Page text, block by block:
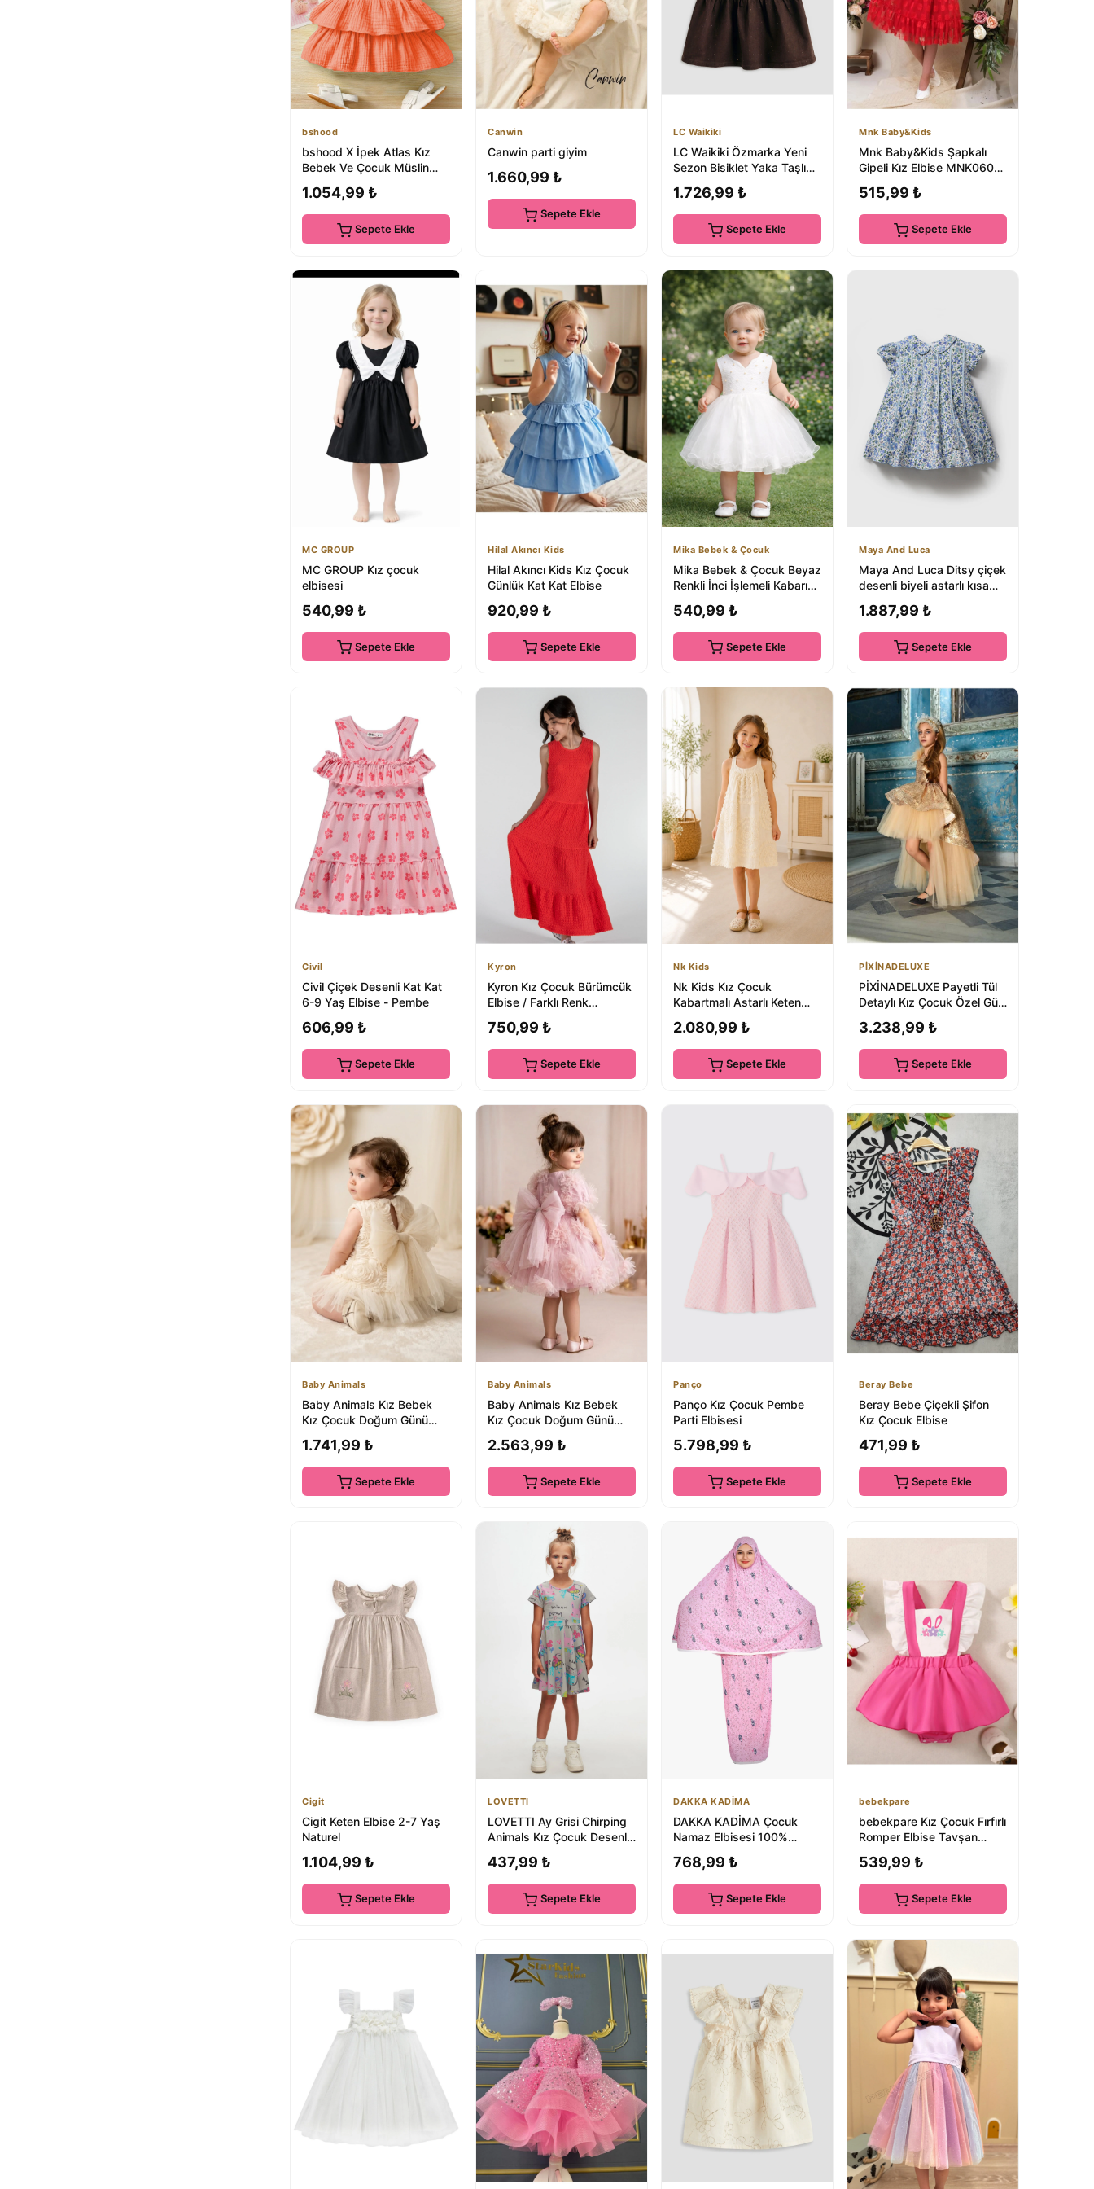
bshood
bshood X İpek Atlas Kız
Bebek Ve Çocuk Müslin
Pamuklu Elbise
1.054,99 ₺
Sepete Ekle
Canwin
Canwin parti giyim
1.660,99 ₺
Sepete Ekle
LC Waikiki
LC Waikiki Özmarka Yeni
Sezon Bisiklet Yaka Taşlı
Kız Çocuk Jean Elbise
1.726,99 ₺
Sepete Ekle
Mnk Baby&Kids
Mnk Baby&Kids Şapkalı
Gipeli Kız Elbise MNK0609
KIRMIZI
515,99 ₺
Sepete Ekle
MC GROUP
MC GROUP Kız çocuk
elbisesi
540,99 ₺
Sepete Ekle
Hilal Akıncı Kids
Hilal Akıncı Kids Kız Çocuk
Günlük Kat Kat Elbise
920,99 ₺
Sepete Ekle
Mika Bebek & Çocuk
Mika Bebek & Çocuk Beyaz
Renkli İnci İşlemeli Kabarık
540,99 ₺
Sepete Ekle
Maya And Luca
Maya And Luca Ditsy çiçek
desenli biyeli astarlı kısa
1.887,99 ₺
Sepete Ekle
Civil
Civil Çiçek Desenli Kat Kat
6-9 Yaş Elbise - Pembe
606,99 ₺
Sepete Ekle
Kyron
Kyron Kız Çocuk Bürümcük
Elbise / Farklı Renk
Seçenekleriyle
750,99 ₺
Sepete Ekle
Nk Kids
Nk Kids Kız Çocuk
Kabartmalı Astarlı Keten
Elbise
2.080,99 ₺
Sepete Ekle
PİXİNADELUXE
PİXİNADELUXE Payetli Tül
Detaylı Kız Çocuk Özel Gün
Elbisesi
3.238,99 ₺
Sepete Ekle
Baby Animals
Baby Animals Kız Bebek
Kız Çocuk Doğum Günü
Kolsu...
1.741,99 ₺
Sepete Ekle
Baby Animals
Baby Animals Kız Bebek
Kız Çocuk Doğum Günü
Astar...
2.563,99 ₺
Sepete Ekle
Panço
Panço Kız Çocuk Pembe
Parti Elbisesi
5.798,99 ₺
Sepete Ekle
Beray Bebe
Beray Bebe Çiçekli Şifon
Kız Çocuk Elbise
471,99 ₺
Sepete Ekle
Cigit
Cigit Keten Elbise 2-7 Yaş
Naturel
1.104,99 ₺
Sepete Ekle
LOVETTI
LOVETTI Ay Grisi Chirping
Animals Kız Çocuk Desenli
437,99 ₺
Sepete Ekle
DAKKA KADİMA
DAKKA KADİMA Çocuk
Namaz Elbisesi 100%
Pampe
768,99 ₺
Sepete Ekle
bebekpare
bebekpare Kız Çocuk Fırfırlı
Romper Elbise Tavşan
539,99 ₺
Sepete Ekle